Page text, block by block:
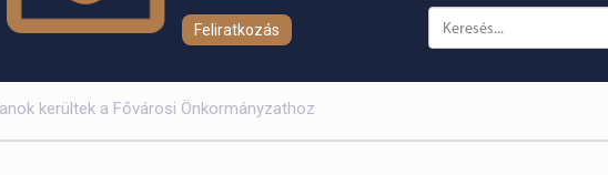
Feliratkozás
kerültek a Fővárosi Önkormányzathoz